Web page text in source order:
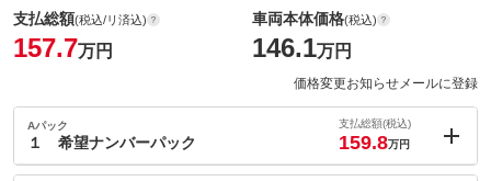
支払総額(税込/リ済込)
157.7万円
車両本体価格(税込)
146.1万円
価格変更お知らせメールに登録
Aパック
１ 希望ナンバーパック
支払総額(税込)
159.8万円
内：オプシ